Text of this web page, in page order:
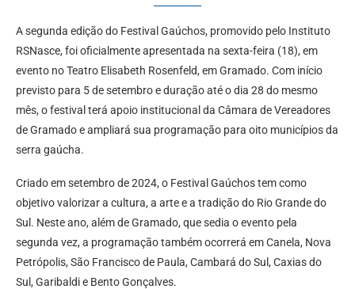
A segunda edição do Festival Gaúchos, promovido pelo Instituto
RSNasce, foi oficialmente apresentada na sexta-feira (18), em
evento no Teatro Elisabeth Rosenfeld, em Gramado. Com início
previsto para 5 de setembro e duração até o dia 28 do mesmo
mês, o festival terá apoio institucional da Câmara de Vereadores
de Gramado e ampliará sua programação para oito municípios da
serra gaúcha.
Criado em setembro de 2024, o Festival Gaúchos tem como
objetivo valorizar a cultura, a arte e a tradição do Rio Grande do
Sul. Neste ano, além de Gramado, que sedia o evento pela
segunda vez, a programação também ocorrerá em Canela, Nova
Petrópolis, São Francisco de Paula, Cambará do Sul, Caxias do
Sul, Garibaldi e Bento Gonçalves.